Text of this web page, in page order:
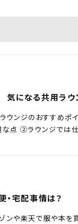
になる共用ラウ
ンジのおすすめポイ
な点 ②ラウンジでは
宅配事情は？
ンや楽天で服や本